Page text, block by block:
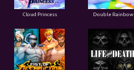
Cloud Princess Double Rainbow